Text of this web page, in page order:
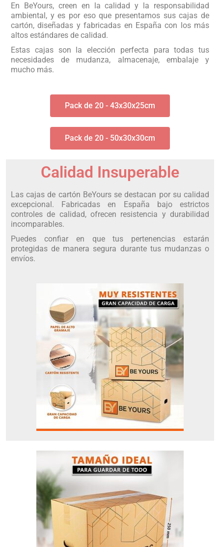
En BeYours, creen en la calidad y la responsabilidad
ambiental, y es por eso que presentamos sus cajas de
cartón, diseñadas y fabricadas en España con los más
altos estándares de calidad.
Estas cajas son la elección perfecta para todas tus
necesidades de mudanza, almacenaje, embalaje y
mucho más.
Pack de 20 - 43x30x25cm
Pack de 20 - 50x30x30cm
Calidad Insuperable
Las cajas de cartón BeYours se destacan por su calidad
excepcional. Fabricadas en España bajo estrictos
controles de calidad, ofrecen resistencia y durabilidad
incomparables.
Puedes confiar en que tus pertenencias estarán
protegidas de manera segura durante tus mudanzas o
envíos.